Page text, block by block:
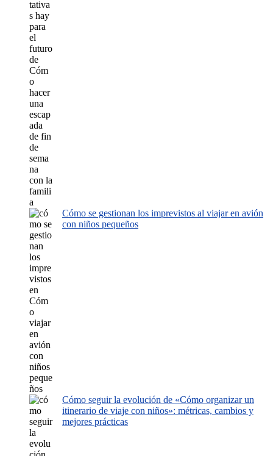
Cómo se gestionan los imprevistos al viajar en avión
con niños pequeños
Cómo seguir la evolución de «Cómo organizar un
itinerario de viaje con niños»: métricas, cambios y
mejores prácticas